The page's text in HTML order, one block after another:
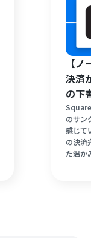
【
決済
の下
のサン
感じて
の決済
た温か